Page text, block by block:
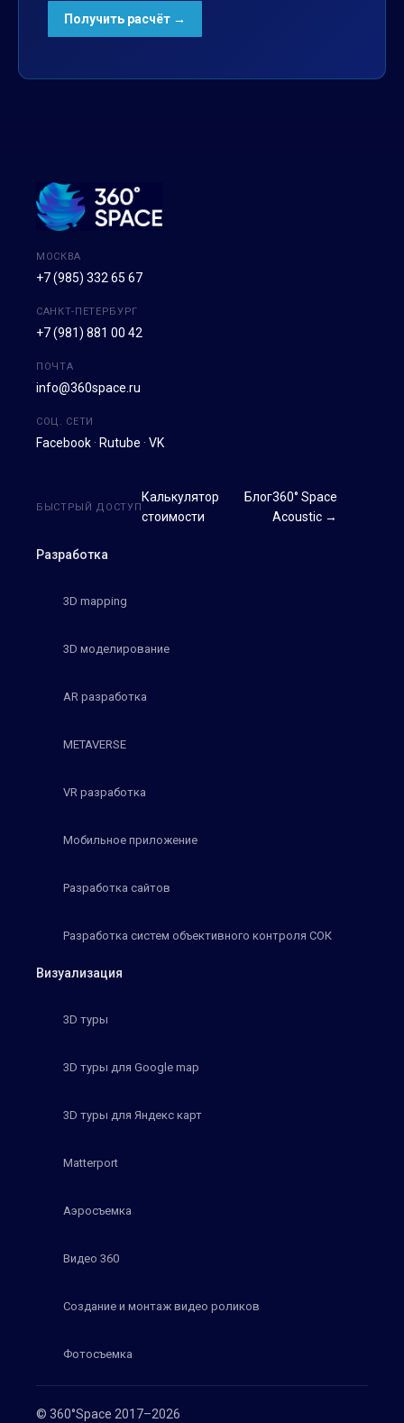
© 360°Space 2017–2026
МОСКВА
+7 (985) 332 65 67
САНКТ-ПЕТЕРБУРГ
+7 (981) 881 00 42
ПОЧТА
info@360space.ru
СОЦ. СЕТИ
Facebook · Rutube · VK
Разработка
3D mapping
3D моделирование
AR разработка
METAVERSE
VR разработка
Мобильное приложение
Разработка сайтов
Разработка систем объективного контроля СОК
Визуализация
3D туры
3D туры для Google map
3D туры для Яндекс карт
Matterport
Аэросъемка
Видео 360
Создание и монтаж видео роликов
Фотосъемка
БЫСТРЫЙ ДОСТУП
Калькулятор
стоимости
Блог360° Space
Acoustic →